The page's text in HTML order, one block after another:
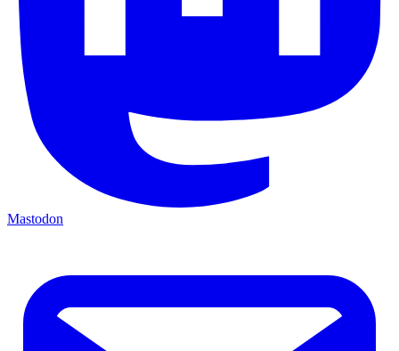
Mastodon